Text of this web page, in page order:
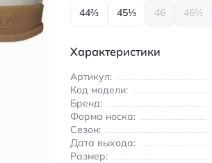
44⅔ 45⅓ 46 46⅔
Характеристики
Артикул:
Код модели:
Бренд:
Форма носка:
Сезон:
Дата выхода:
Размер: